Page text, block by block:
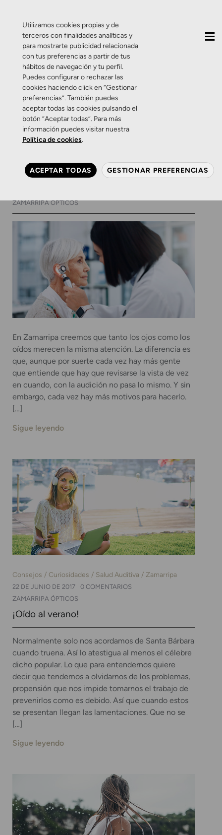
Etiqueta:tapones
Salud auditiva Sin categoría Zamarripa Ópticos
¿Te imaginas que cuidar tu
como cuidar tu vista?
ZAMARRIPA ÓPTICOS
En Zamarripa creemos que tanto los ojos como los
oídos merecen la misma atención. La diferencia es
que, aunque por suerte cada vez hay más gente
que entiende que hay que revisarse la vista de vez
en cuando, con la audición no pasa lo mismo. Y sin
embargo, cada vez hay más motivos para hacerlo.
[…]
Sigue leyendo
Consejos Curiosidades Salud Auditiva Zamarripa
22 DE JUNIO DE 2017
0 COMENTARIOS
ZAMARRIPA ÓPTICOS
¡Oído al verano!
Normalmente solo nos acordamos de Santa Bárbara
cuando truena. Así lo atestigua al menos el célebre
dicho popular. Lo que para entendernos quiere
decir que tendemos a olvidarnos de los problemas,
propensión que nos impide tomarnos el trabajo de
prevenirlos como es debido. Así que cuando estos
se presentan llegan las lamentaciones. Que no se
[…]
Sigue leyendo
Utilizamos cookies propias y de
terceros con finalidades analíticas y
para mostrarte publicidad relacionada
con tus preferencias a partir de tus
hábitos de navegación y tu perfil.
Puedes configurar o rechazar las
cookies haciendo click en “Gestionar
preferencias”. También puedes
aceptar todas las cookies pulsando el
botón “Aceptar todas”. Para más
información puedes visitar nuestra
Política de cookies.
ACEPTAR TODAS GESTIONAR PREFERENCIAS